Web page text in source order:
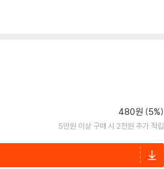
480원 (5%)
5만원 이상 구매 시 2천원 추가 적립